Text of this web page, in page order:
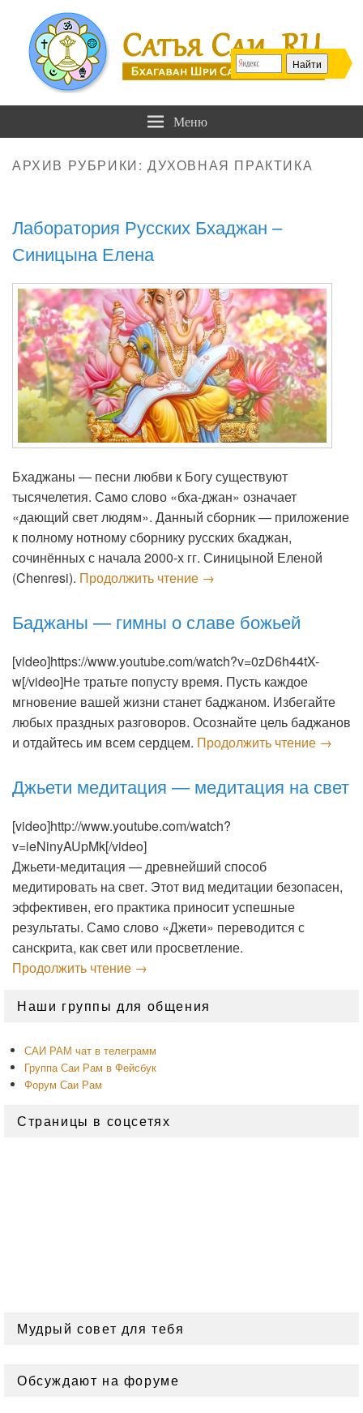
Сатья Саи .RU Меню
АРХИВ РУБРИКИ: ДУХОВНАЯ ПРАКТИКА
Лаборатория Русских Бхаджан –
Синицына Елена
Бхаджаны — песни любви к Богу существуют
тысячелетия. Само слово «бха-джан» означает
«дающий свет людям». Данный сборник — приложение
к полному нотному сборнику русских бхаджан,
сочинённых с начала 2000-х гг. Синицыной Еленой
(Chenresi). Продолжить чтение Лаборатория Русских
→
Баджаны — гимны о славе божьей
[video]https://www.youtube.com/watch?v=0zD6h44tX-
w[/video]Не тратьте попусту время. Пусть каждое
мгновение вашей жизни станет баджаном. Избегайте
любых праздных разговоров. Осознайте цель баджанов
и отдайтесь им всем сердцем. Продолжить чтение →
Джьети медитация — медитация на свет
[video]http://www.youtube.com/watch?
v=ieNinyAUpMk[/video]
Джьети-медитация — древнейший способ
медитировать на свет. Этот вид медитации безопасен,
эффективен, его практика приносит успешные
результаты. Само слово «Джети» переводится с
санскрита, как свет или просветление.
Продолжить чтение Джьети медитация — медитация на
→
основной
Наши группы для общения
САИ РАМ чат в телеграмм
Группа Саи Рам в Фейсбук
Форум Саи Рам
Страницы в соцсетях
Мудрый совет для тебя
Обсуждают на форуме